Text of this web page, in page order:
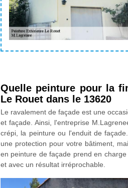
Quelle peinture pour la
Le Rouet dans le 13620
Le ravalement de façade est une
et façade. Ainsi, l'entreprise
crépi, la peinture ou l'enduit de
une protection pour votre bâtiment,
en peinture de façade prend en
et avec un résultat irréprochable.